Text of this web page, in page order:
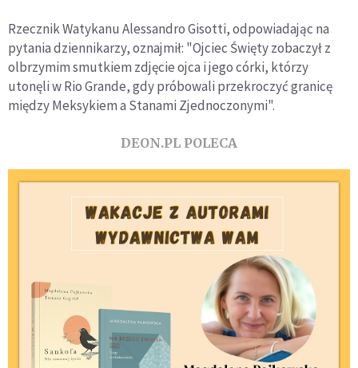
Rzecznik Watykanu Alessandro Gisotti, odpowiadając na
pytania dziennikarzy, oznajmił: "Ojciec Święty zobaczył z
olbrzymim smutkiem zdjęcie ojca i jego córki, którzy
utonęli w Rio Grande, gdy próbowali przekroczyć granicę
między Meksykiem a Stanami Zjednoczonymi".
DEON.PL POLECA